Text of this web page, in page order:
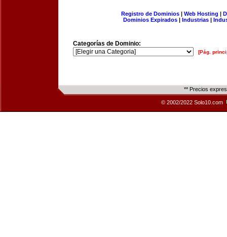
Registro de Dominios| Web Hosting |
Dominios Expirados | Industrias |
Categorías de Dominio:
[Pág.
** Precios
© 2002/2022 Solo10.com